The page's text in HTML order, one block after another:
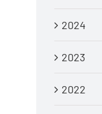
2024
2023
2022